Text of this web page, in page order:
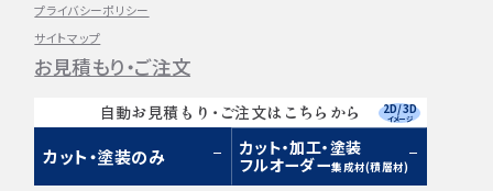
プライバシーポリシー
サイトマップ
お見積もり・ご注文
自動お見積もり・ご注文はこちらから
カット・塗装のみ
カット・加工・塗装
フルオーダー集成材(積層材)
2D/3D
イメージ